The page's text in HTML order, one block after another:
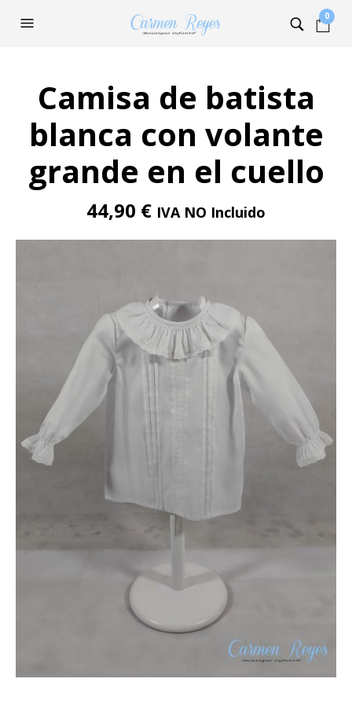
0
Camisa de batista
blanca con volante
grande en el cuello
44,90 € IVA NO Incluido